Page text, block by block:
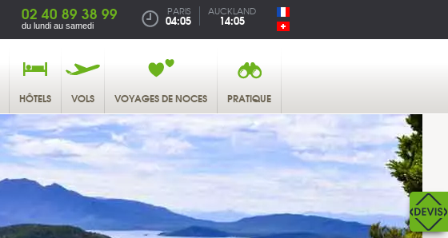
02 40 89 38 99
du lundi au samedi
PARIS
04:05
AUCKLAND
14:05
HÔTELS VOLS VOYAGES DE NOCES PRATIQUE